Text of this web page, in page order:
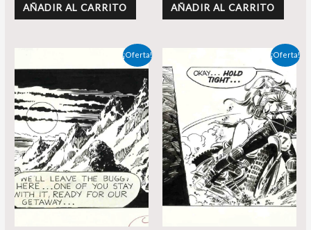
AÑADIR AL CARRITO AÑADIR AL CARRITO
¡Oferta!
precio
era:
495,00 €.
precio
es:
420,00 €.
¡Oferta!
precio
original
era:
350,00 €.
precio
actual
es:
320,00 €.